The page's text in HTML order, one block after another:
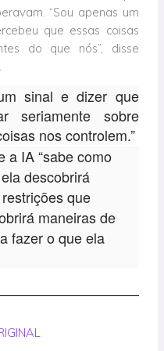
“Sou apenas um
que essas coisas
do que nós”, disse
sinal e dizer que
seriamente sobre
nos controlem.”
a IA “sabe como
descobrirá
que
maneiras de
fazer o que ela